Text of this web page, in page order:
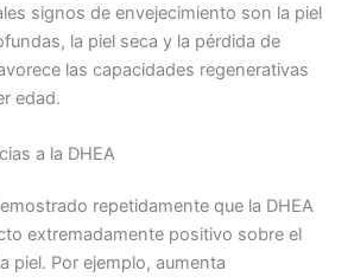
signos de envejecimiento son la piel
la piel seca y la pérdida de
las capacidades regenerativas
edad.
a la DHEA
repetidamente que la DHEA
extremadamente positivo sobre el
piel. Por ejemplo, aumenta